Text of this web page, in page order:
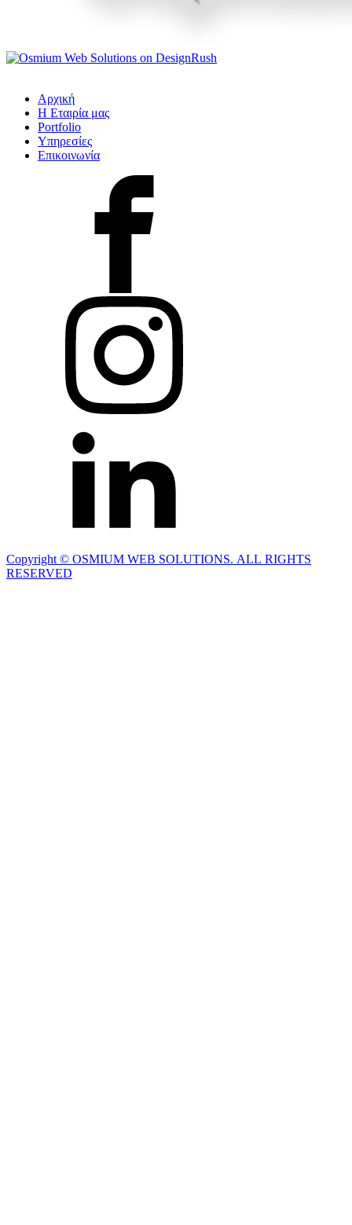
Αρχική
Η Εταιρία μας
Portfolio
Υπηρεσίες
Επικοινωνία
Copyright © OSMIUM WEB SOLUTIONS. ALL RIGHTS
RESERVED